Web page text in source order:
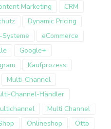
Marketing
CRM
Dynamic Pricing
Systeme
eCommerce
Google+
Kaufprozess
Multi-Channel
Channel-Händler
Multi Channel
Onlineshop
Otto